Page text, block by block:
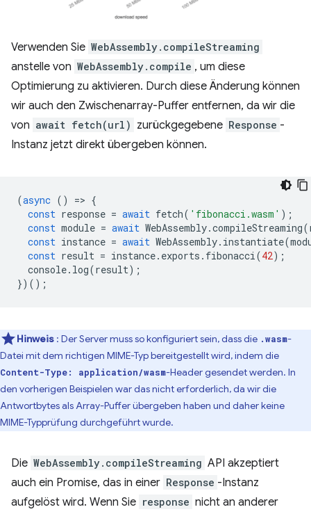
Verwenden Sie WebAssembly.compileStreaming
anstelle von WebAssembly.compile , um diese
Optimierung zu aktivieren. Durch diese Änderung können
wir auch den Zwischenarray-Puffer entfernen, da wir die
von await fetch(url) zurückgegebene Response -
Instanz jetzt direkt übergeben können.
(async () => {
const response = await fetch( 'fibonacci.wasm' );
const module = await WebAssembly.compileStreaming(
const instance = await WebAssembly. instantiate(
const result = instance. exports . fibonacci(42);
console. log(result);
})();
Hinweis : Der Server muss so konfiguriert sein, dass die .wasm-
Datei mit dem richtigen MIME-Typ bereitgestellt wird, indem die
Content-Type: application/wasm-Header gesendet werden. In
den vorherigen Beispielen war das nicht erforderlich, da wir die
Antwortbytes als Array-Puffer übergeben haben und daher keine
MIME-Typprüfung durchgeführt wurde.
Die WebAssembly.compileStreaming API akzeptiert
auch ein Promise, das in einer Response -Instanz
aufgelöst wird. Wenn Sie response nicht an anderer